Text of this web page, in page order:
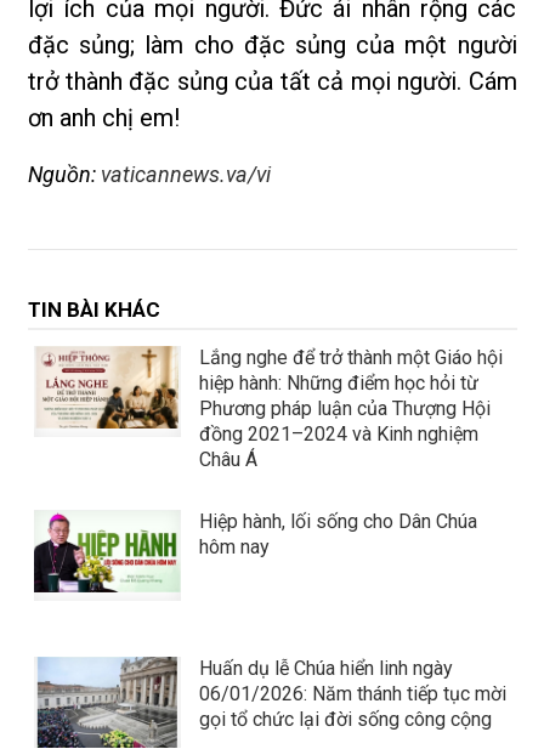
lợi ích của mọi người. Đức ái nhân rộng các
đặc sủng; làm cho đặc sủng của một người
trở thành đặc sủng của tất cả mọi người. Cám
ơn anh chị em!
Nguồn: vaticannews.va/vi
TIN BÀI KHÁC
Lắng nghe để trở thành một Giáo hội
hiệp hành: Những điểm học hỏi từ
Phương pháp luận của Thượng Hội
đồng 2021–2024 và Kinh nghiệm
Châu Á
Hiệp hành, lối sống cho Dân Chúa
hôm nay
Huấn dụ lễ Chúa hiển linh ngày
06/01/2026: Năm thánh tiếp tục mời
gọi tổ chức lại đời sống công cộng